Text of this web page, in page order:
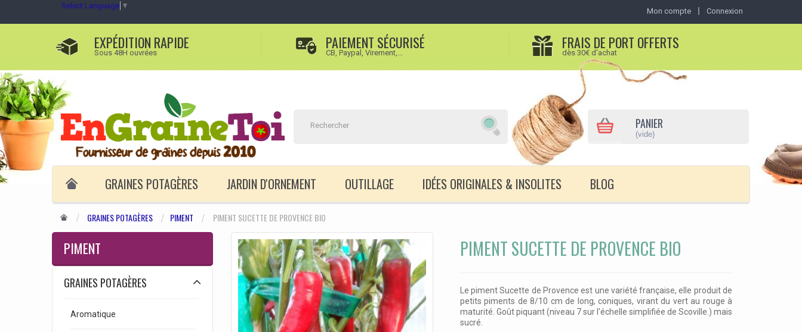
Mon compte Connexion
Select Language ▼
EXPÉDITION RAPIDE
Sous 48H ouvrées
PAIEMENT SÉCURISÉ
CB, Paypal, Virement,...
FRAIS DE PORT OFFERTS
dès 30€ d'achat
PANIER
(vide)
GRAINES POTAGÈRES JARDIN D'ORNEMENT OUTILLAGE IDÉES ORIGINALES & INSOLITES BLOG
GRAINES POTAGÈRES PIMENT PIMENT SUCETTE DE PROVENCE BIO
PIMENT
GRAINES POTAGÈRES
Aromatique
PIMENT SUCETTE DE PROVENCE BIO
Le piment Sucette de Provence est une variété française, elle produit de
petits piments de 8/10 cm de long, coniques, virant du vert au rouge à
maturité. Goût piquant (niveau 7 sur l'échelle simplifiée de Scoville.) mais
sucré.